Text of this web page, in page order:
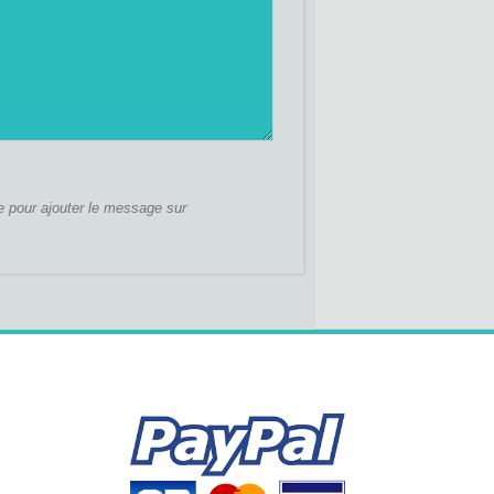
pour ajouter le message sur